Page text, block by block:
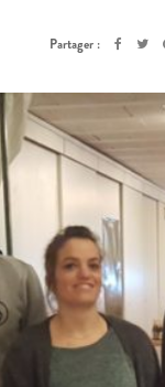
Partager :